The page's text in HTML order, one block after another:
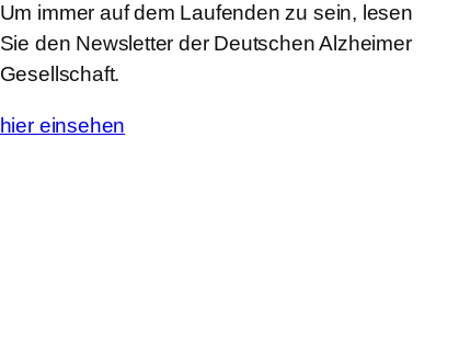
Um immer auf dem Laufenden zu sein, lesen
Sie den Newsletter der Deutschen Alzheimer
Gesellschaft.
hier einsehen